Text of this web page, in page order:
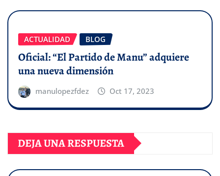
ACTUALIDAD BLOG
Oficial: “El Partido de Manu” adquiere
una nueva dimensión
manulopezfdez Oct 17, 2023
DEJA UNA RESPUESTA